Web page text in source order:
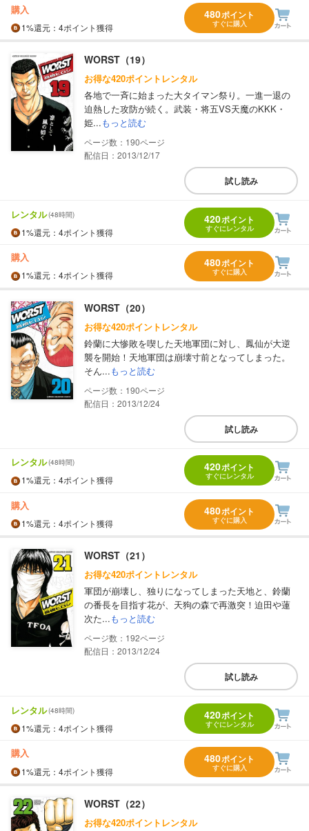
購入
1%還元 ：4ポイント獲得
480ポイント
すぐに購入
WORST（19）
お得な420ポイントレンタル
各地で一斉に始まった大タイマン祭り。一進一退の
迫熱した攻防が続く。武装・将五VS天魔のKKK・
姫...もっと読む
190
配信日：2013/12/17
試し読み
レンタル(48時間)
1%還元 ：4ポイント獲得
420ポイント
すぐにレンタル
購入
1%還元 ：4ポイント獲得
480ポイント
すぐに購入
WORST（20）
お得な420ポイントレンタル
鈴蘭に大惨敗を喫した天地軍団に対し、鳳仙が大逆
襲を開始！天地軍団は崩壊寸前となってしまった。
そん...もっと読む
190
配信日：2013/12/24
試し読み
レンタル(48時間)
1%還元 ：4ポイント獲得
420ポイント
すぐにレンタル
購入
1%還元 ：4ポイント獲得
480ポイント
すぐに購入
WORST（21）
お得な420ポイントレンタル
軍団が崩壊し、独りになってしまった天地と、鈴蘭
の番長を目指す花が、天狗の森で再激突！迫田や蓮
次た...もっと読む
192
配信日：2013/12/24
試し読み
レンタル(48時間)
1%還元 ：4ポイント獲得
420ポイント
すぐにレンタル
購入
1%還元 ：4ポイント獲得
480ポイント
すぐに購入
WORST（22）
お得な420ポイントレンタル